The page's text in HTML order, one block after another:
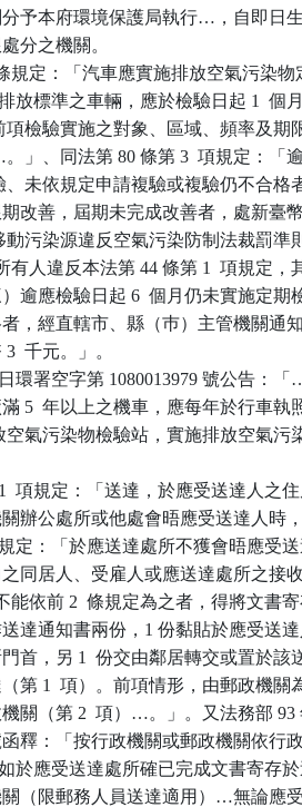
分予本府環境保護局執行…，自即日
分之機關。
規定：「汽車應實施排放空氣污染物
排放標準之車輛，應於檢驗日起 1  個
項檢驗實施之對象、區域、頻率及期
。」、同法第 80 條第 3  項規定：「
、未依規定申請複驗或複驗仍不合格
改善，屆期未完成改善者，處新臺幣
動污染源違反空氣污染防制法裁罰準
有人違反本法第 44 條第 1  項規定，
逾應檢驗日起 6  個月仍未實施定期
者，經直轄市、縣（巿）主管機關通
千元。」。
環署空字第 1080013979 號公告：
5  年以上之機車，應每年於行車執
空氣污染物檢驗站，實施排放空氣污
項規定：「送達，於應受送達人之
關辦公處所或他處會晤應受送達人時
規定：「於應送達處所不獲會晤應受送
之同居人、受雇人或應送達處所之接
能依前 2  條規定為之者，得將文書
達通知書兩份，1 份黏貼於應受送達
首，另 1  份交由鄰居轉交或置於該
第 1  項）。前項情形，由郵政機關
關（第 2  項）…。」。又法務部 93
函釋：「按行政機關或郵政機關依行
如於應受送達處所確已完成文書寄存
關（限郵務人員送達適用）…無論應